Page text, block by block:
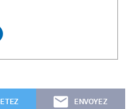
ENVOYEZ